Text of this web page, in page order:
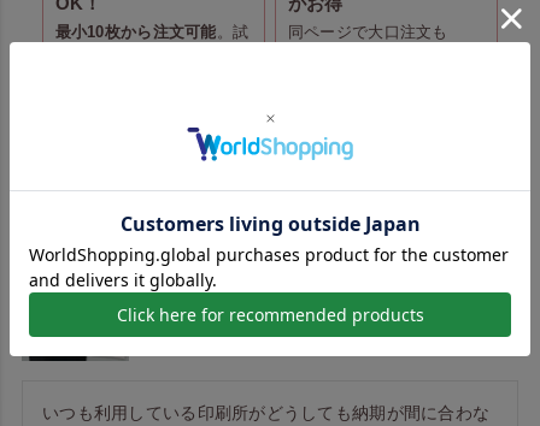
最小10枚から注文可能 。試
同ページで大口注文も
【全面印刷｜フチあり】不織布アドバッグPET
持ち手付き A4縦サイズ｜100枚入
いつも利用している印刷所がどうしても納期が間に合わな